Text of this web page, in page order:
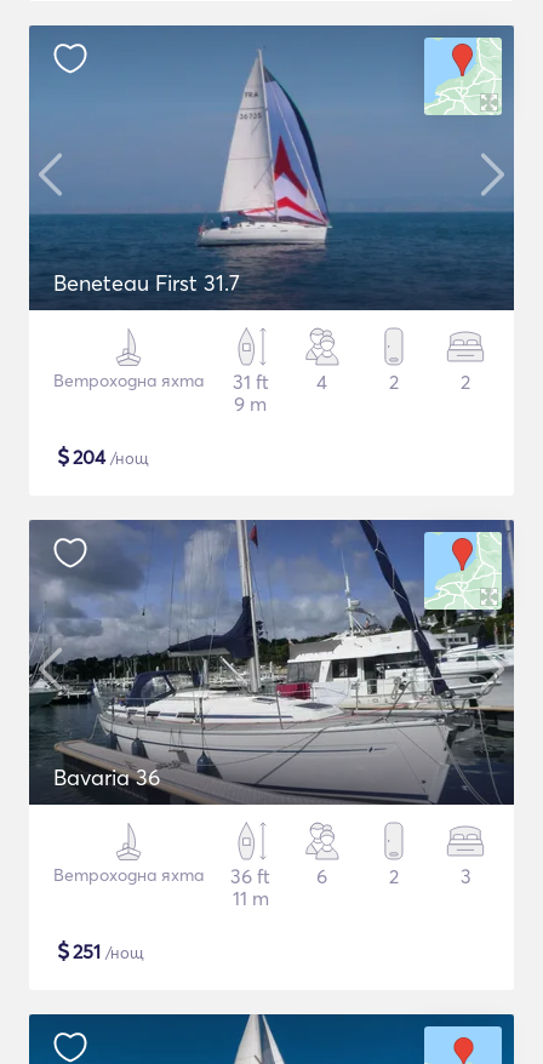
Beneteau First 31.7
Ветроходна яхта
31 ft
9 m
4 2 2
$204/нощ
Bavaria 36
Ветроходна яхта
36 ft
11 m
6 2 3
$251 /нощ